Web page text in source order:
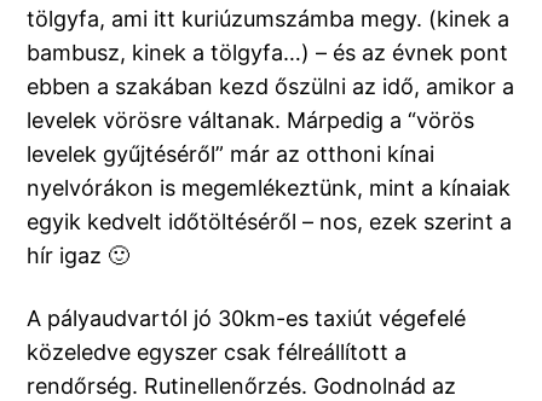
tölgyfa, ami itt kuriúzumszámba megy. (kinek a
bambusz, kinek a tölgyfa…) – és az évnek pont
ebben a szakában kezd őszülni az idő, amikor a
levelek vörösre váltanak. Márpedig a “vörös
levelek gyűjtéséről” már az otthoni kínai
nyelvórákon is megemlékeztünk, mint a kínaiak
egyik kedvelt időtöltéséről – nos, ezek szerint a
hír igaz 🙂
A pályaudvartól jó 30km-es taxiút végefelé
közeledve egyszer csak félreállított a
rendőrség. Rutinellenőrzés. Godnolnád az